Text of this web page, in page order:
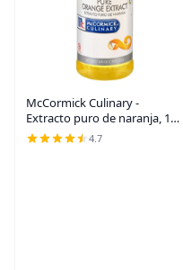
McCormick Culinary -
Extracto puro de naranja, 16
fl oz - Una botella de 16
onzas líquidas de saborizante
4.7